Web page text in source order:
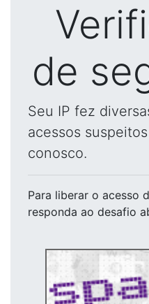
de
Seu IP fez
acessos
conosco.
Para liberar o acesso
responda ao desafio